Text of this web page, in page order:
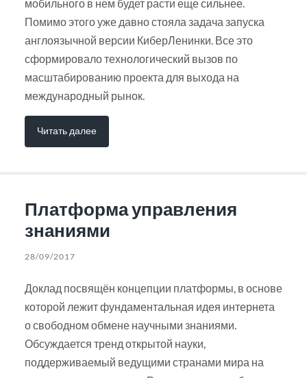
мобильного в нем будет расти еще сильнее.
Помимо этого уже давно стояла задача запуска
англоязычной версии КиберЛенинки. Все это
сформировало технологический вызов по
масштабированию проекта для выхода на
международный рынок.
Читать далее
Платформа управления
знаниями
28/09/2017
Доклад посвящён концепции платформы, в основе
которой лежит фундаментальная идея интернета
о свободном обмене научными знаниями.
Обсуждается тренд открытой науки,
поддерживаемый ведущими странами мира на